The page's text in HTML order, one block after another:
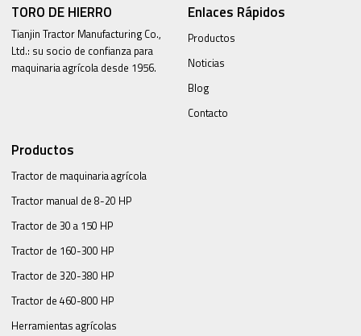
TORO DE HIERRO
Tianjin Tractor Manufacturing Co.,
Ltd.: su socio de confianza para
maquinaria agrícola desde 1956.
Enlaces Rápidos
Productos
Noticias
Blog
Contacto
Productos
Tractor de maquinaria agrícola
Tractor manual de 8-20 HP
Tractor de 30 a 150 HP
Tractor de 160-300 HP
Tractor de 320-380 HP
Tractor de 460-800 HP
Herramientas agrícolas